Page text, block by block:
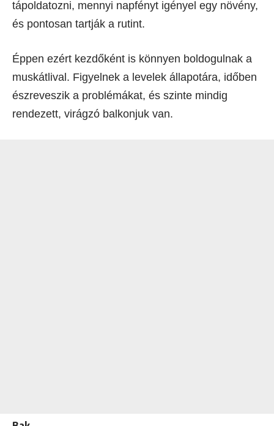
tápoldatozni, mennyi napfényt igényel egy növény,
és pontosan tartják a rutint.
Éppen ezért kezdőként is könnyen boldogulnak a
muskátlival. Figyelnek a levelek állapotára, időben
észreveszik a problémákat, és szinte mindig
rendezett, virágzó balkonjuk van.